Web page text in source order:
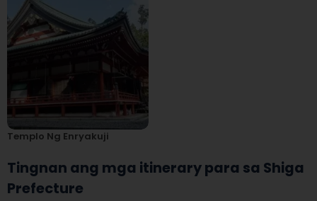
Templo Ng Enryakuji
Tingnan ang mga itinerary para sa Shiga
Prefecture